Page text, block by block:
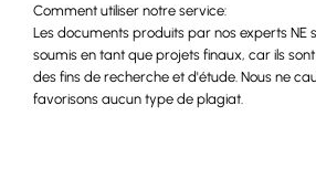
Comment utiliser notre service:
Les documents produits par nos experts NE
soumis en tant que projets finaux, car ils
des fins de recherche et d'étude. Nous ne
favorisons aucun type de plagiat.